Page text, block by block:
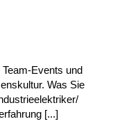
Events und
Was Sie
[...]